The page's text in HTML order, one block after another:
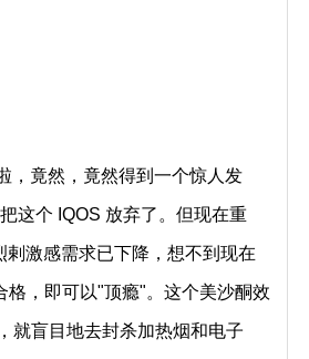
，竟然，竟然得到一个惊人发
这个 IQOS 放弃了。但现在重
激感需求已下降，想不到现在
，即可以"顶瘾"。这个美沙酮效
就盲目地去封杀加热烟和电子